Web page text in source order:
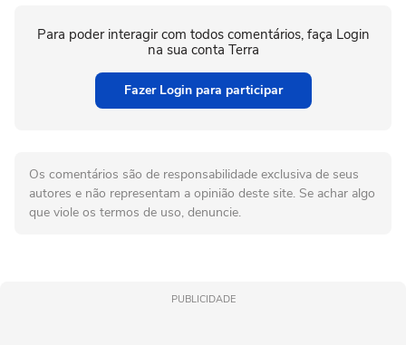
Para poder interagir com todos comentários, faça Login
na sua conta Terra
Fazer Login para participar
Os comentários são de responsabilidade exclusiva de seus
autores e não representam a opinião deste site. Se achar algo
que viole os termos de uso, denuncie.
PUBLICIDADE